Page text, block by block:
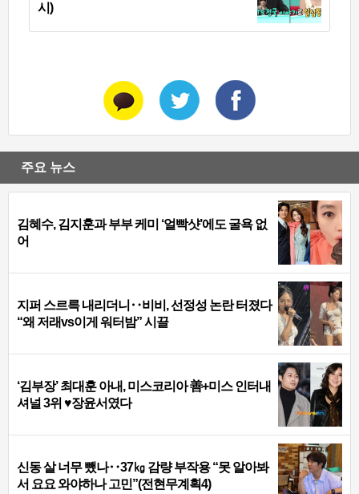
시)
주요 뉴스
김혜수, 김지훈과 부부 케미 ‘얼빡샷’에도 굴욕 없
어
지퍼 스르륵 내리더니‥비비, 선정성 논란 터졌다
“왜 저래vs이게 워터밤” 시끌
‘김부장’ 최대훈 아내, 미스코리아 善+미스 인터내
셔널 3위 ♥장윤서였다
신동 살 너무 뺐나‥37㎏ 감량 부작용 “못 알아봐
서 요요 와야하나 고민”(전현무계획4)